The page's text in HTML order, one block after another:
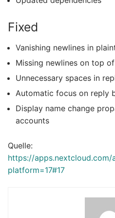
Fixed
Vanishing newlines in
Missing newlines on top
Unnecessary spaces in
Automatic focus on reply
Display name change
accounts
Quelle:
https://apps.nextcloud.com/
platform=17#17